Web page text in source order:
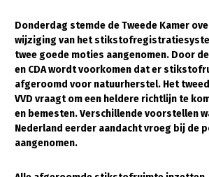
Sterk ondernemerschap
Transitiepaden
Thema’s
Gezonde planten
Gezonde dieren
Donderdag stemde de Tweede Kamer
wijziging van het
twee goede moties aangenomen. Door de
en CDA wordt voorkomen dat er
afgeroomd voor natuurherstel. Het
VVD vraagt om een heldere richtlijn te
en bemesten. Verschillende voorstellen
Nederland eerder aandacht vroeg bij de
aangenomen.